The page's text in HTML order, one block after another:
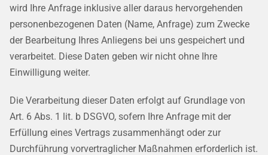
wird Ihre Anfrage inklusive aller daraus hervorgehenden
personenbezogenen Daten (Name, Anfrage) zum Zwecke
der Bearbeitung Ihres Anliegens bei uns gespeichert und
verarbeitet. Diese Daten geben wir nicht ohne Ihre
Einwilligung weiter.
Die Verarbeitung dieser Daten erfolgt auf Grundlage von
Art. 6 Abs. 1 lit. b DSGVO, sofern Ihre Anfrage mit der
Erfüllung eines Vertrags zusammenhängt oder zur
Durchführung vorvertraglicher Maßnahmen erforderlich ist.